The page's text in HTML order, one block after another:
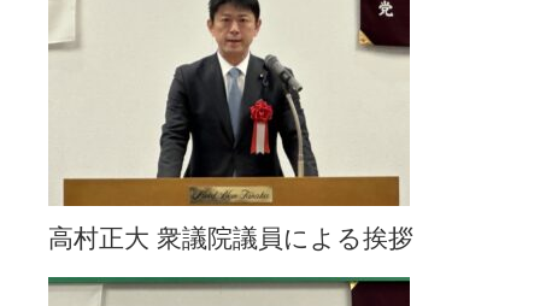
高村正大 衆議院議員による挨拶